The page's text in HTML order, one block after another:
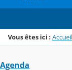
Vous êtes ici : Accueil
Agenda